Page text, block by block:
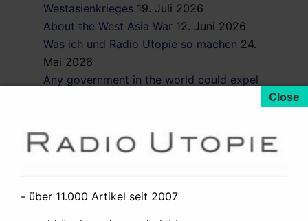
Westasienkrieges 19. Juli 2026
About the West Asia War 12. Juni 2026
Was ich und Radio Utopie so machen 24.
Mai 2026
Any government in the world could expel
Suche:
nach:
- über 11.000 Artikel seit 2007